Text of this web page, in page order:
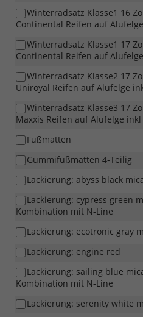
Winterradsatz Klasse1 16
Continental Reifen auf
Winterradsatz Klasse1 17
Continental Reifen auf
Winterradsatz Klasse2 17
Uniroyal Reifen auf Alufelge
Winterradsatz Klasse3 17
Maxxis Reifen auf Alufelge inkl
Fußmatten
Gummifußmatten 4-Teilig
Lackierung: abyss black
Lackierung: cypress green
Kombination mit N-Line
Lackierung: ecotronic gray
Lackierung: engine red
Lackierung: sailing blue
Kombination mit N-Line
Lackierung: serenity white